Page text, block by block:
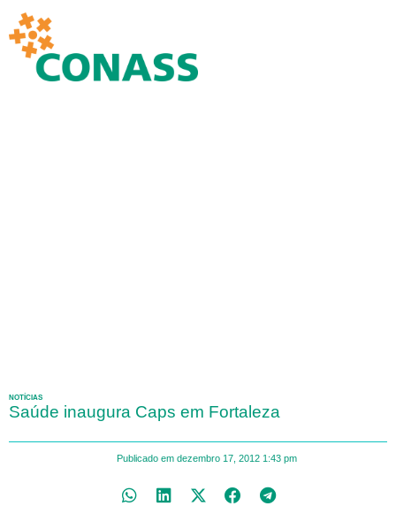
NOTÍCIAS
Saúde inaugura Caps em Fortaleza
Publicado em dezembro 17, 2012 1:43 pm